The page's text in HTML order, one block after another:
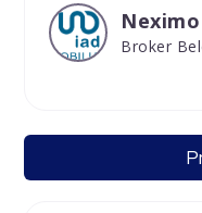
Broker